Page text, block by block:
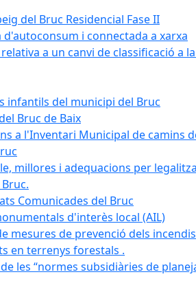
del Bruc Residencial Fase II
i connectada a xarxa
a un canvi de classificació a
infantils del municipi del Bruc
Bruc de Baix
a l'Inventari Municipal de camins
millores i adequacions per
Comunicades del Bruc
d'interès local (AIL)
mesures de prevenció dels
en terrenys forestals .
les “normes subsidiàries de